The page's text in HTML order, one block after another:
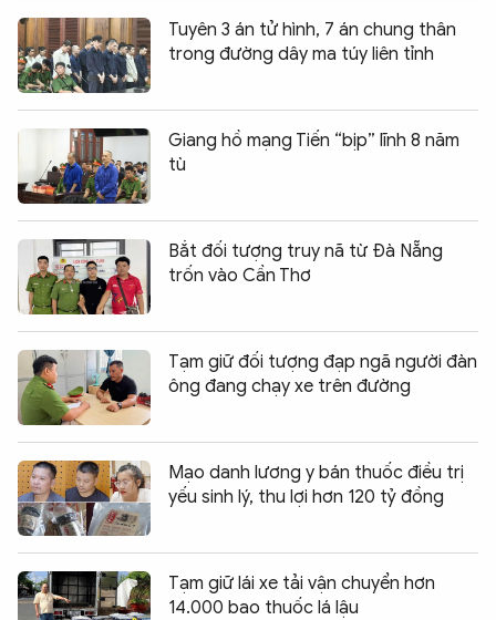
Tuyên 3 án tử hình, 7 án chung thân
trong đường dây ma túy liên tỉnh
Giang hồ mạng Tiến “bịp” lĩnh 8 năm
tù
Bắt đối tượng truy nã từ Đà Nẵng
trốn vào Cần Thơ
Tạm giữ đối tượng đạp ngã người đàn
ông đang chạy xe trên đường
Mạo danh lương y bán thuốc điều trị
yếu sinh lý, thu lợi hơn 120 tỷ đồng
Tạm giữ lái xe tải vận chuyển hơn
14.000 bao thuốc lá lậu